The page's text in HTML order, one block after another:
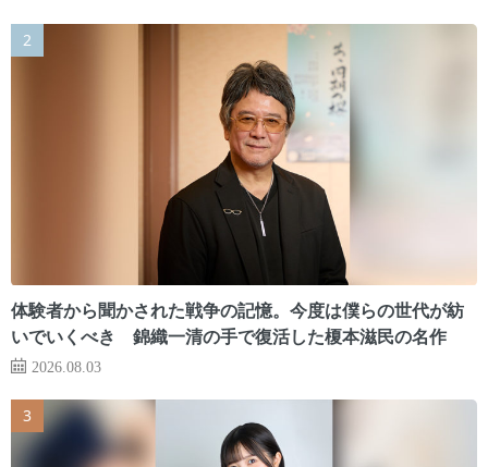
体験者から聞かされた戦争の記憶。今度は僕らの世代が紡
いでいくべき 錦織一清の手で復活した榎本滋民の名作
2026.08.03